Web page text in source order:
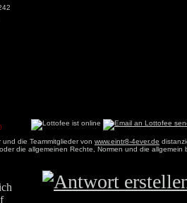
und die Teammitglieder von www.eintr8-4ever.de
die allgemeinen Rechte, Normen und die